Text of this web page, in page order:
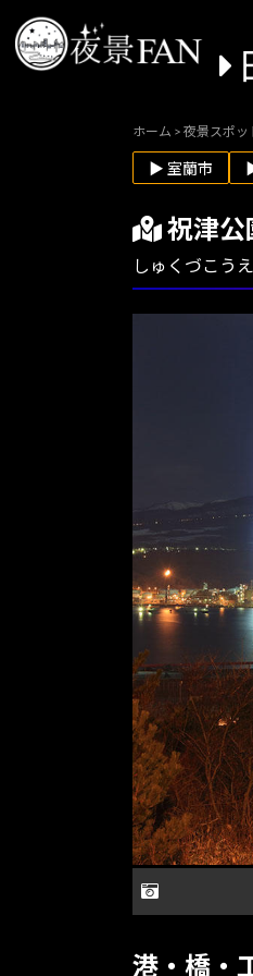
ホーム > 夜景スポッ
▶ 室蘭市
祝津公
しゅくづこう
港・橋・